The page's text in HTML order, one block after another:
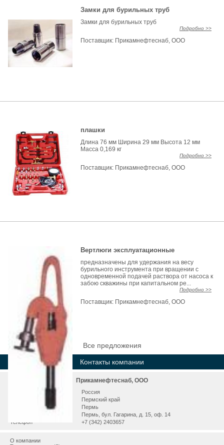
Замки для бурильных труб
Замки для бурильных труб
Подробно >>
Поставщик: Прикамнефтеснаб, ООО
плашки
Длина 76 мм Ширина 29 мм Высота 12 мм
Масса 0,169 кг
Подробно >>
Поставщик: Прикамнефтеснаб, ООО
Вертлюги эксплуатационные
предназначены для удержания на весу
бурильного инструмента при вращении с
одновременной подачей раствора от насоса к
забою скважины при капитальном ре...
Подробно >>
Поставщик: Прикамнефтеснаб, ООО
Все предложения
Контакты компании
Прикамнефтеснаб, ООО
Россия
Пермский край
Пермь
Пермь, бул. Гагарина, д. 15, оф. 14
Телефон
+7 (342) 2403657
О компании